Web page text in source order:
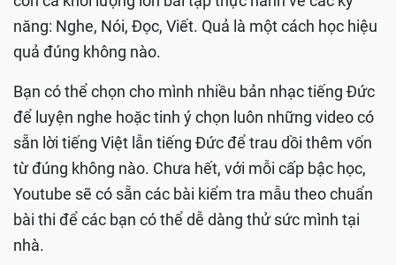
video ngày càng phổ biến hơn nữa. Các lớp học trực
tuyến được mở ra, các nội dung video được xây dựng
nhiều hơn. Học trực tiếp trên Youtube sẽ trở nên dễ
hơn khi nội dung bài đa dạng và đầy đủ các trình độ
người học. Bên cạnh đó, không chỉ là bài giảng mà
còn cả khối lượng lớn bài tập thực hành về các kỹ
năng: Nghe, Nói, Đọc, Viết. Quả là một cách học hiệu
quả đúng không nào.
Bạn có thể chọn cho mình nhiều bản nhạc tiếng Đức
để luyện nghe hoặc tinh ý chọn luôn những video có